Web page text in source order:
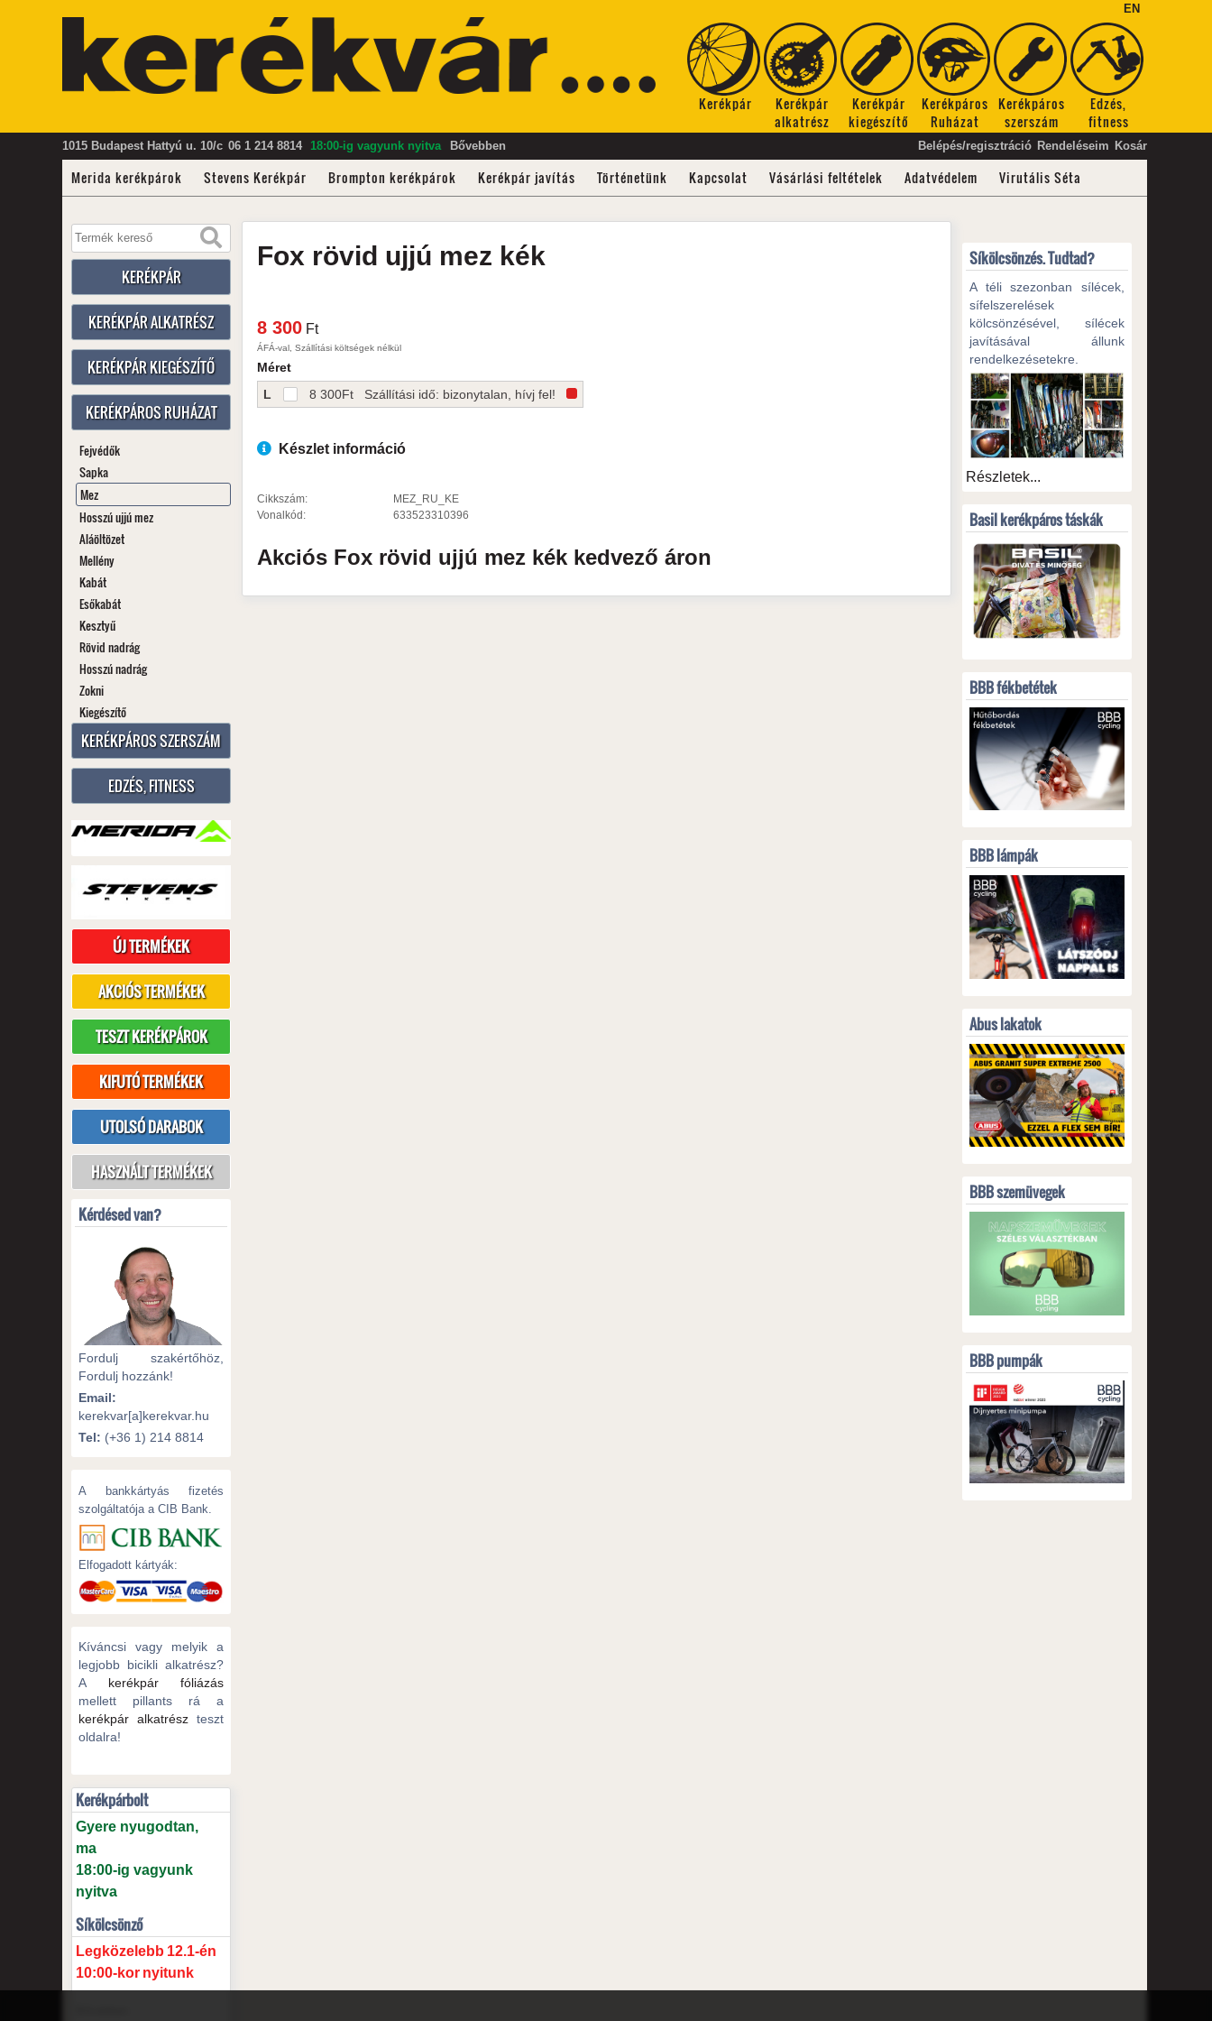
EN
Kerékpár
Kerékpár
alkatrész
Kerékpár
kiegészítő
Kerékpáros
Ruházat
Kerékpáros
szerszám
Edzés,
fitness
1015 Budapest Hattyú u. 10/c 06 1 214 8814 18:00-ig vagyunk nyitva Bővebben Belépés/regisztráció Rendeléseim Kosár
Merida kerékpárok Stevens Kerékpár Brompton kerékpárok Kerékpár javítás Történetünk Kapcsolat Vásárlási feltételek Adatvédelem Virutális Séta
KERÉKPÁR
KERÉKPÁR ALKATRÉSZ
KERÉKPÁR KIEGÉSZÍTŐ
KERÉKPÁROS RUHÁZAT
Fejvédők
Sapka
Mez
Hosszú ujjú mez
Aláöltözet
Mellény
Kabát
Esőkabát
Kesztyű
Rövid nadrág
Hosszú nadrág
Zokni
Kiegészítő
KERÉKPÁROS SZERSZÁM
EDZÉS, FITNESS
ÚJ TERMÉKEK
AKCIÓS TERMÉKEK
TESZT KERÉKPÁROK
KIFUTÓ TERMÉKEK
UTOLSÓ DARABOK
HASZNÁLT TERMÉKEK
Kérdésed van?
Fordulj szakértőhöz,
Fordulj hozzánk!
Email:
kerekvar[a]kerekvar.hu
Tel: (+36 1) 214 8814
A bankkártyás fizetés
szolgáltatója a CIB Bank.
Elfogadott kártyák:
Kíváncsi vagy melyik a
legjobb bicikli alkatrész?
A kerékpár fóliázás
mellett pillants rá a
kerékpár alkatrész teszt
oldalra!
Kerékpárbolt
Gyere nyugodtan,
ma
18:00-ig vagyunk
nyitva
Síkölcsönző
Legközelebb 12.1-én
10:00-kor nyitunk
Fox rövid ujjú mez kék
8 300 Ft
ÁFÁ-val, Szállítási költségek nélkül
Méret
L
8 300Ft Szállítási idő: bizonytalan, hívj fel!
Készlet információ
Cikkszám:
MEZ_RU_KE
Vonalkód:
633523310396
Akciós Fox rövid ujjú mez kék kedvező áron
Síkölcsönzés. Tudtad?
A téli szezonban sílécek,
sífelszerelések
kölcsönzésével, sílécek
javításával állunk
rendelkezésetekre.
Részletek...
Basil kerékpáros táskák
BBB fékbetétek
BBB lámpák
Abus lakatok
BBB szemüvegek
BBB pumpák